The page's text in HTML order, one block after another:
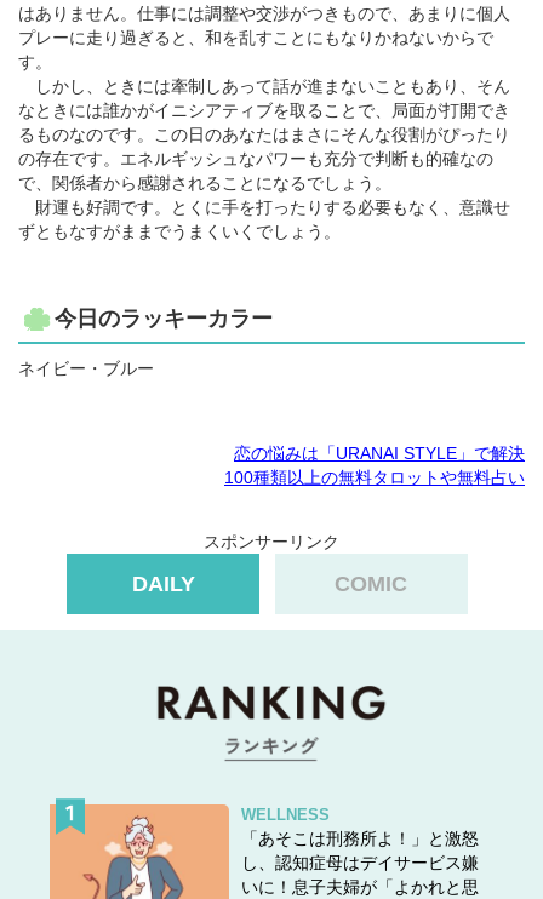
はありません。仕事には調整や交渉がつきもので、あまりに個人
プレーに走り過ぎると、和を乱すことにもなりかねないからで
す。
しかし、ときには牽制しあって話が進まないこともあり、そん
なときには誰かがイニシアティブを取ることで、局面が打開でき
るものなのです。この日のあなたはまさにそんな役割がぴったり
の存在です。エネルギッシュなパワーも充分で判断も的確なの
で、関係者から感謝されることになるでしょう。
財運も好調です。とくに手を打ったりする必要もなく、意識せ
ずともなすがままでうまくいくでしょう。
今日のラッキーカラー
ネイビー・ブルー
恋の悩みは「URANAI STYLE」で解決
100種類以上の無料タロットや無料占い
スポンサーリンク
DAILY COMIC
WELLNESS
「あそこは刑務所よ！」と激怒
し、認知症母はデイサービス嫌
いに！息子夫婦が「よかれと思